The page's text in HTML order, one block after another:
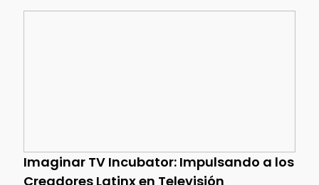
Imaginar TV Incubator: Impulsando a los
Creadores Latinx en Televisión